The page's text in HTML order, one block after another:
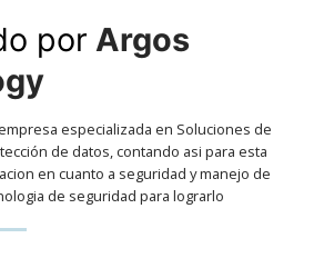
por Argos
especializada en Soluciones de
de datos, contando asi para esta
en cuanto a seguridad y manejo de
de seguridad para lograrlo